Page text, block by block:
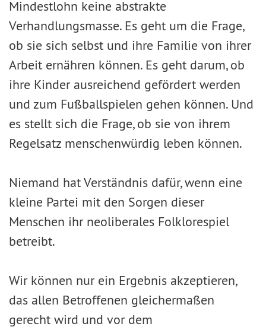
Mindestlohn keine abstrakte
Verhandlungsmasse. Es geht um die Frage,
ob sie sich selbst und ihre Familie von ihrer
Arbeit ernähren können. Es geht darum, ob
ihre Kinder ausreichend gefördert werden
und zum Fußballspielen gehen können. Und
es stellt sich die Frage, ob sie von ihrem
Regelsatz menschenwürdig leben können.
Niemand hat Verständnis dafür, wenn eine
kleine Partei mit den Sorgen dieser
Menschen ihr neoliberales Folklorespiel
betreibt.
Wir können nur ein Ergebnis akzeptieren,
das allen Betroffenen gleichermaßen
gerecht wird und vor dem